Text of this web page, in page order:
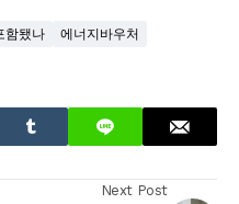
함됐나
에너지바우처
Next Post